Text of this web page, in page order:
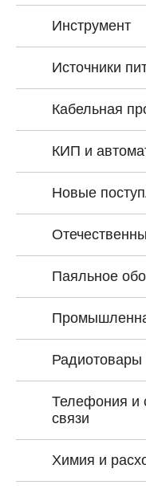
Инструмент
Источники
Кабельная
КИП и
Новые
Паяльное
Радиотовары
Телефония и
связи
Химия и